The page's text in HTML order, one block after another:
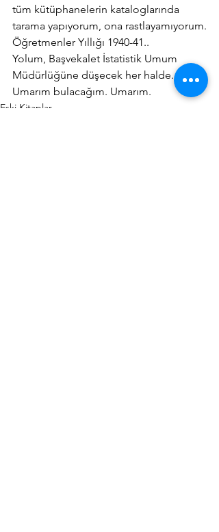
tüm kütüphanelerin kataloglarında
tarama yapıyorum, ona rastlayamıyorum.
Öğretmenler Yıllığı 1940-41..
Yolum, Başvekalet İstatistik Umum
Müdürlüğüne düşecek her halde.
Umarım bulacağım. Umarım.
Eski Kitaplar